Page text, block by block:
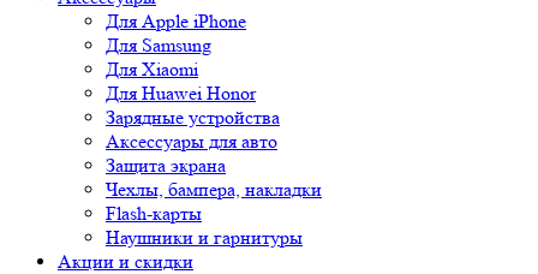
Для Apple iPhone
Для Samsung
Для Xiaomi
Для Huawei Honor
Зарядные устройства
Аксессуары для авто
Защита экрана
Чехлы, бампера, накладки
Flash-карты
Наушники и гарнитуры
Акции и скидки